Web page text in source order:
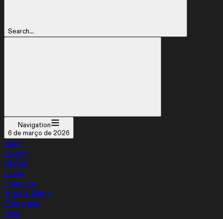
Search...
Navigation
6 de março de 2026
Build
Design
Mobile
Learn
Features
Trust & Billing
Enterprise
Help